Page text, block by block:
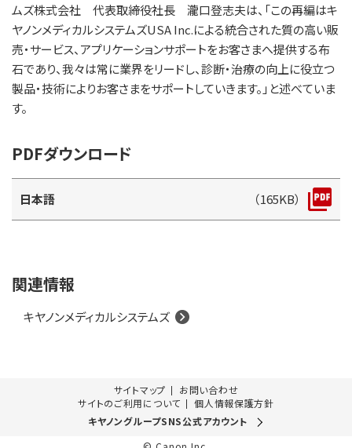
ムズ株式会社 代表取締役社長 瀧口登志夫は、「この再編はキ
ヤノンメディカルシステムズUSA Inc.による統合された質の高い販
売・サービス、アプリケーションサポートをお客さまへ提供する布
石であり、我々は常に業界をリードし、診断・治療の向上に役立つ
製品・技術によりお客さまをサポートしていきます。」と述べていま
す。
PDFダウンロード
日本語 （165KB）
関連情報
キヤノンメディカルシステムズ
サイトマップ
お問い合わせ
サイトのご利用について
個人情報保護方針
キヤノングループSNS公式アカウント